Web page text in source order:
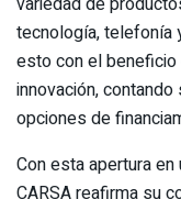
tecnología, telefonía
esto con el
innovación,
opciones de
Con esta apertura
CARSA reafirma su